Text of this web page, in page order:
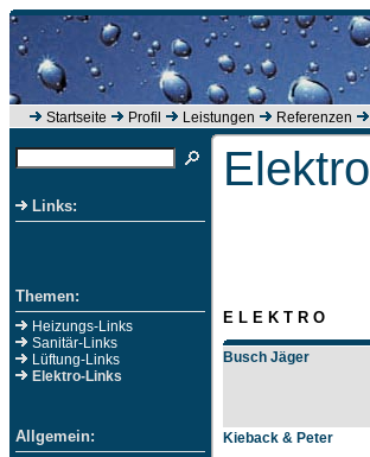
Startseite Profil Leistungen Referenzen
Links:
Themen:
Heizungs-Links
Sanitär-Links
Lüftung-Links
Elektro-Links
Allgemein:
Elektro
E L E K T R O
Busch Jäger
Kieback & Peter